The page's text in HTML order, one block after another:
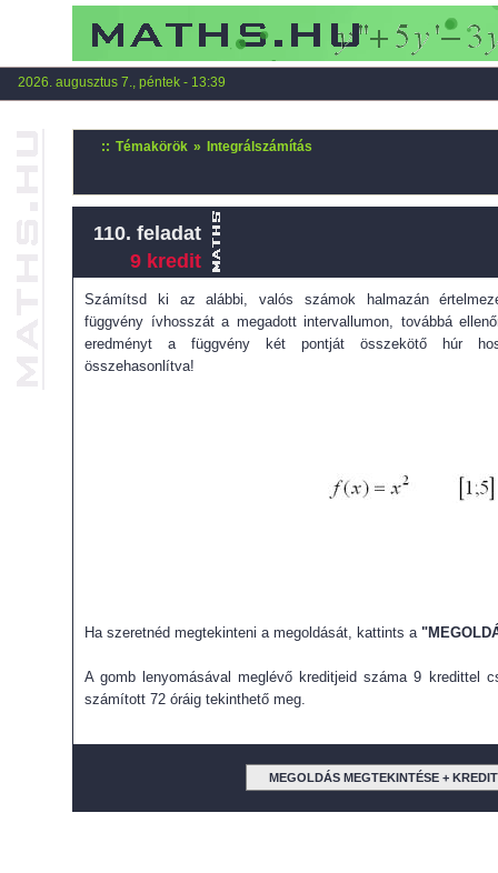
2026. augusztus 7., péntek - 13:39
:: Témakörök » Integrálszámítás
110. feladat
9 kredit
Számítsd ki az alábbi, valós számok halmazán
függvény ívhosszát a megadott intervallumon, továbbá
eredményt a függvény két pontját összekötő húr
összehasonlítva!
Ha szeretnéd megtekinteni a megoldását, kattints a
A gomb lenyomásával meglévő kreditjeid száma 9 kredittel
számított 72 óráig tekinthető meg.
MEGOLDÁS MEGTEKINTÉSE +